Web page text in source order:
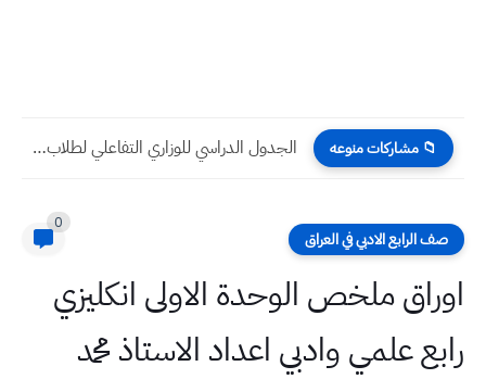
📁 مشاركات منوعه الجدول الدراسي للوزاري التفاعلي لطلاب السادس الادبي 2025 تقسيم الأيام...
صف الرابع الادبي في العراق
0
اوراق ملخص الوحدة الاولى انكليزي
رابع علمي وادبي اعداد الاستاذ محمد